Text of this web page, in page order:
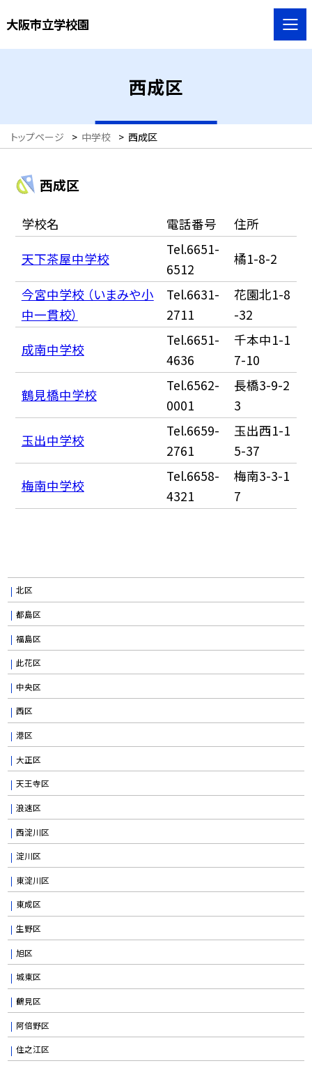
大阪市立学校園
西成区
トップページ > 中学校 > 西成区
西成区
学校名 電話番号
住所
天下茶屋中学校
Tel.6651-
6512
橘1-8-2
今宮中学校 （いまみや小
中一貫校）
Tel.6631-
2711
花園北1-8
-32
成南中学校
Tel.6651-
4636
千本中1-1
7-10
鶴見橋中学校
Tel.6562-
0001
長橋3-9-2
3
玉出中学校
Tel.6659-
2761
玉出西1-1
5-37
梅南中学校
Tel.6658-
4321
梅南3-3-1
7
北区
都島区
福島区
此花区
中央区
西区
港区
大正区
天王寺区
浪速区
西淀川区
淀川区
東淀川区
東成区
生野区
旭区
城東区
鶴見区
阿倍野区
住之江区